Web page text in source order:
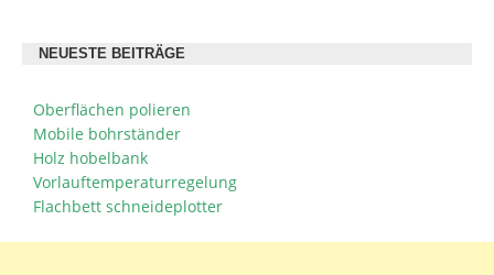
NEUESTE BEITRÄGE
Oberflächen polieren
Mobile bohrständer
Holz hobelbank
Vorlauftemperaturregelung
Flachbett schneideplotter